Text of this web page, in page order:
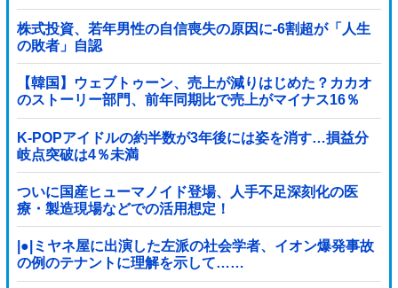
株式投資、若年男性の自信喪失の原因に-6割超が「人生
の敗者」自認
【韓国】ウェブトゥーン、売上が減りはじめた？カカオ
のストーリー部門、前年同期比で売上がマイナス16％
K-POPアイドルの約半数が3年後には姿を消す…損益分
岐点突破は4％未満
ついに国産ヒューマノイド登場、人手不足深刻化の医
療・製造現場などでの活用想定！
|●|ミヤネ屋に出演した左派の社会学者、イオン爆発事故
の例のテナントに理解を示して……